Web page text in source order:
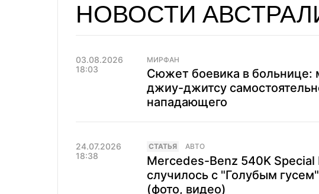
НОВОСТИ
03.08.2026
18:03
МИРФАН
Сюжет боевика в больнице:
джиу-джитсу
нападающего
24.07.2026
18:38
CТАТЬЯ АВТО
Mercedes-Benz 540K Special
случилось с "Голубым
(фото, видео)